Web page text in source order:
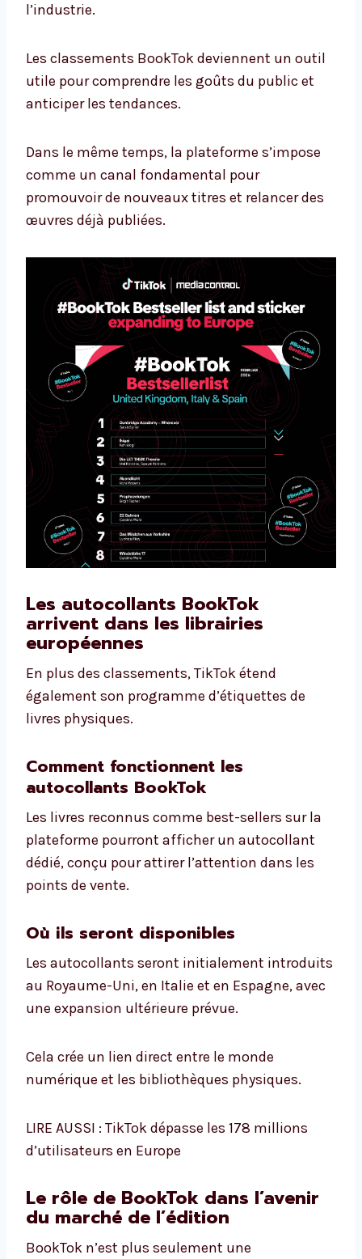
l’industrie.
Les classements BookTok deviennent un outil
utile pour comprendre les goûts du public et
anticiper les tendances.
Dans le même temps, la plateforme s’impose
comme un canal fondamental pour
promouvoir de nouveaux titres et relancer des
œuvres déjà publiées.
Les autocollants BookTok
arrivent dans les librairies
européennes
En plus des classements, TikTok étend
également son programme d’étiquettes de
livres physiques.
Comment fonctionnent les
autocollants BookTok
Les livres reconnus comme best-sellers sur la
plateforme pourront afficher un autocollant
dédié, conçu pour attirer l’attention dans les
points de vente.
Où ils seront disponibles
Les autocollants seront initialement introduits
au Royaume-Uni, en Italie et en Espagne, avec
une expansion ultérieure prévue.
Cela crée un lien direct entre le monde
numérique et les bibliothèques physiques.
LIRE AUSSI : TikTok dépasse les 178 millions
d’utilisateurs en Europe
Le rôle de BookTok dans l’avenir
du marché de l’édition
BookTok n’est plus seulement une